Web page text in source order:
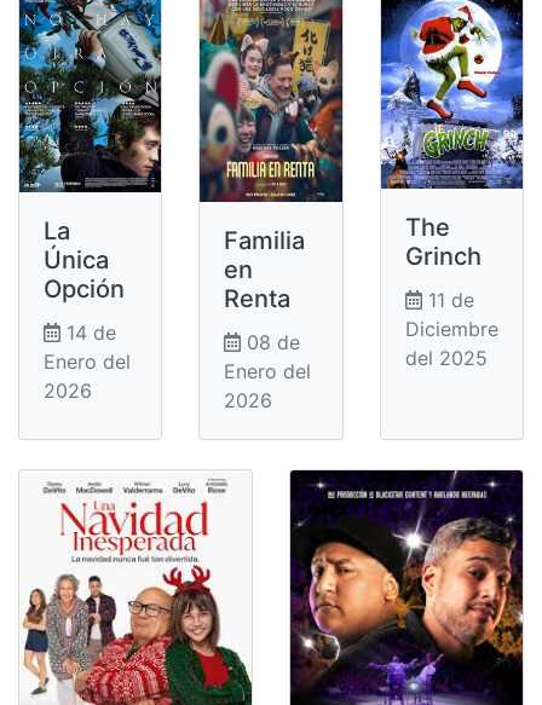
La
Única
Opción
14 de
Enero del
2026
Familia
en
Renta
08 de
Enero del
2026
The
Grinch
11 de
Diciembre
del 2025